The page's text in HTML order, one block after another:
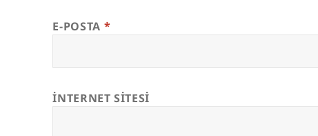
E-POSTA *
İNTERNET SITESI